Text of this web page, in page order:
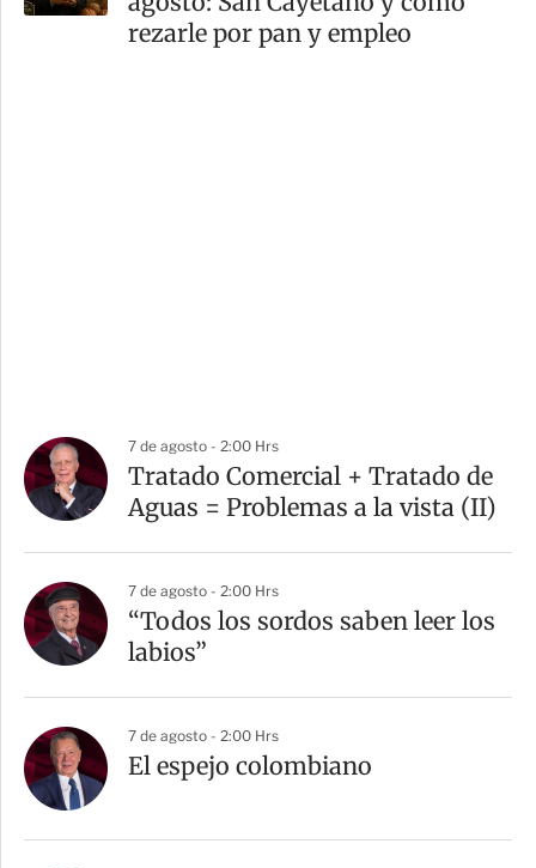
rezarle por pan y empleo
7 de agosto - 2:00 Hrs
Tratado Comercial + Tratado de
Aguas = Problemas a la vista (II)
7 de agosto - 2:00 Hrs
“Todos los sordos saben leer los
labios”
7 de agosto - 2:00 Hrs
El espejo colombiano